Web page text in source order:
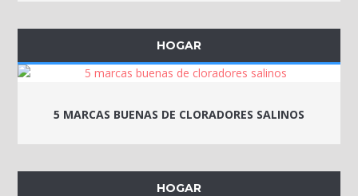
HOGAR
5 MARCAS BUENAS DE CLORADORES SALINOS
HOGAR